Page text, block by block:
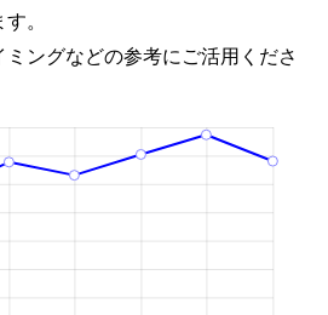
。
ングなどの参考にご活用くださ